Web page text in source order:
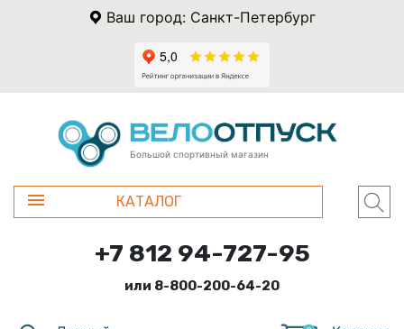
Ваш город: Санкт-Петербург
Большой спортивный магазин
КАТАЛОГ
+7 812 94-727-95
или 8-800-200-64-20